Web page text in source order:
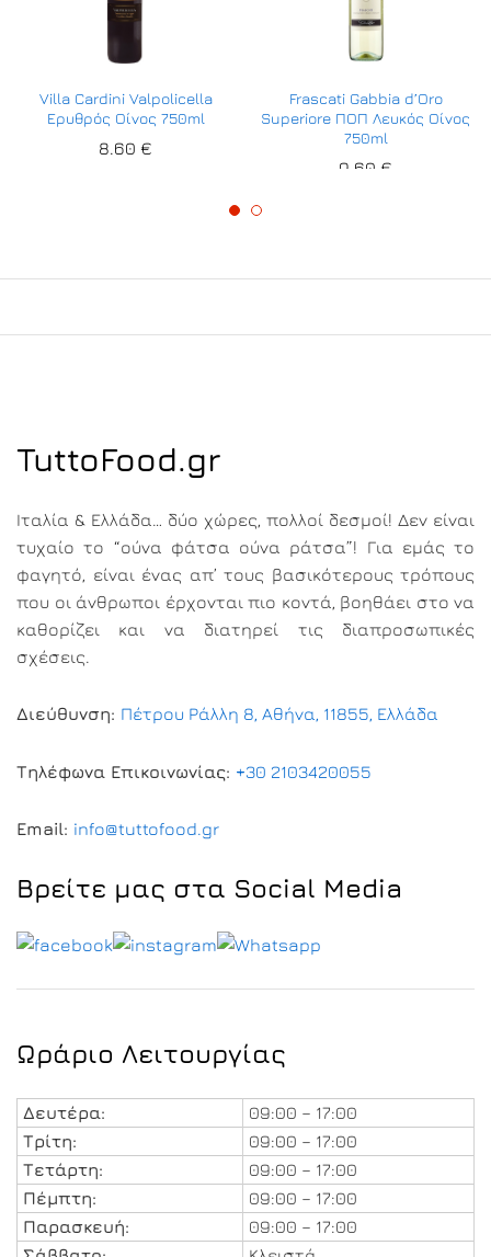
Villa Cardini Valpolicella
Ερυθρός Οίνος 750ml
8.60 €
Frascati Gabbia d’Oro
Superiore ΠΟΠ Λευκός Οίνος
750ml
9.60 €
TuttoFood.gr
Ιταλία & Ελλάδα… δύο χώρες, πολλοί δεσμοί! Δεν είναι
τυχαίο το “ούνα φάτσα ούνα ράτσα”! Για εμάς το
φαγητό, είναι ένας απ’ τους βασικότερους τρόπους
που οι άνθρωποι έρχονται πιο κοντά, βοηθάει στο να
καθορίζει και να διατηρεί τις διαπροσωπικές
σχέσεις.
Διεύθυνση: Πέτρου Ράλλη 8, Αθήνα, 11855, Ελλάδα
Τηλέφωνα Επικοινωνίας: +30 2103420055
Email: info@tuttofood.gr
Βρείτε μας στα Social Media
Ωράριο Λειτουργίας
Δευτέρα:
09:00 – 17:00
Τρίτη:
09:00 – 17:00
Τετάρτη:
09:00 – 17:00
Πέμπτη:
09:00 – 17:00
Παρασκευή:
09:00 – 17:00